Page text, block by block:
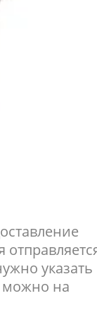
указать
можно на